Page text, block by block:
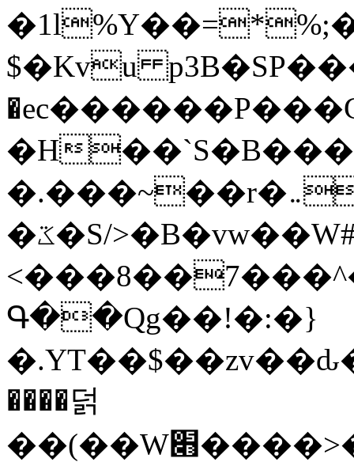
$�Kvu
�H
�.���~��r�޼�}�܅�mؕWu���K}
�ػ�S/>�B�vw��W#�I��*]\W��)Ħ�1��fC}
Գ��Qg��!�:�}
����덝
��(��W׋����>��O>�d�%Y�@�@ڻ<�z{rc&׻��z�����AeK�^�����������˩t��=x~